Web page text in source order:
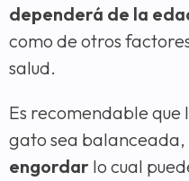
dependerá de la
como de otros
salud.
Es recomendable
gato sea balanceada,
engordar lo cual